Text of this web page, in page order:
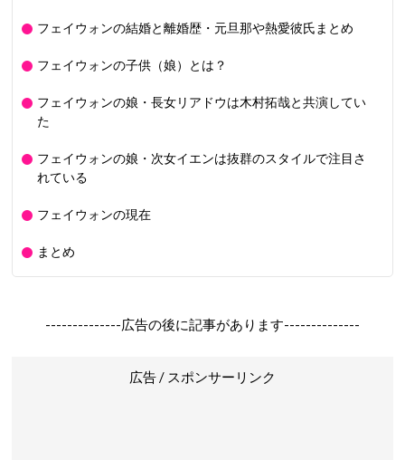
フェイウォンの結婚と離婚歴・元旦那や熱愛彼氏まとめ
フェイウォンの子供（娘）とは？
フェイウォンの娘・長女リアドウは木村拓哉と共演してい
た
フェイウォンの娘・次女イエンは抜群のスタイルで注目さ
れている
フェイウォンの現在
まとめ
--------------広告の後に記事があります--------------
広告 / スポンサーリンク